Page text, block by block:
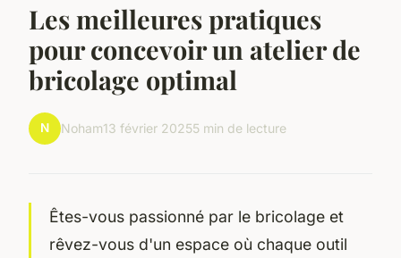
Les meilleures pratiques
pour concevoir un atelier de
bricolage optimal
N Noham13 février 20255 min de lecture
Êtes-vous passionné par le bricolage et
rêvez-vous d'un espace où chaque outil